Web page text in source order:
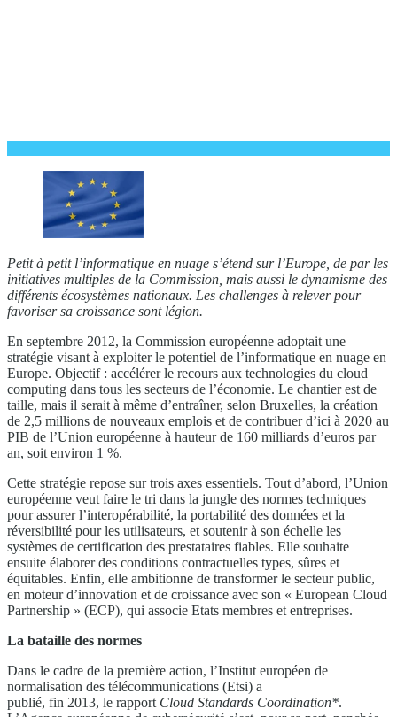
Petit à petit l’informatique en nuage s’étend sur l’Europe, de par les
initiatives multiples de la Commission, mais aussi le dynamisme des
différents écosystèmes nationaux. Les challenges à relever pour
favoriser sa croissance sont légion.
En septembre 2012, la Commission européenne adoptait une
stratégie visant à exploiter le potentiel de l’informatique en nuage en
Europe. Objectif : accélérer le recours aux technologies du cloud
computing dans tous les secteurs de l’économie. Le chantier est de
taille, mais il serait à même d’entraîner, selon Bruxelles, la création
de 2,5 millions de nouveaux emplois et de contribuer d’ici à 2020 au
PIB de l’Union européenne à hauteur de 160 milliards d’euros par
an, soit environ 1 %.
Cette stratégie repose sur trois axes essentiels. Tout d’abord, l’Union
européenne veut faire le tri dans la jungle des normes techniques
pour assurer l’interopérabilité, la portabilité des données et la
réversibilité pour les utilisateurs, et soutenir à son échelle les
systèmes de certification des prestataires fiables. Elle souhaite
ensuite élaborer des conditions contractuelles types, sûres et
équitables. Enfin, elle ambitionne de transformer le secteur public,
en moteur d’innovation et de croissance avec son « European Cloud
Partnership » (ECP), qui associe Etats membres et entreprises.
La bataille des normes
Dans le cadre de la première action, l’Institut européen de
normalisation des télécommunications (Etsi) a
publié, fin 2013, le rapport Cloud Standards Coordination*.